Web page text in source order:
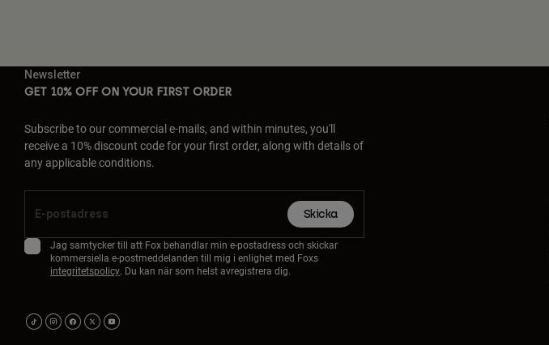
Newsletter
GET 10% OFF ON YOUR FIRST ORDER
Subscribe to our commercial e-mails, and within minutes, you'll
receive a 10% discount code for your first order, along with details of
any applicable conditions.
Skicka
Jag samtycker till att Fox behandlar min e-postadress och skickar
kommersiella e-postmeddelanden till mig i enlighet med Foxs
integritetspolicy. Du kan när som helst avregistrera dig.